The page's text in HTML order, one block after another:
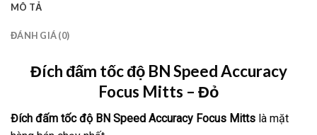
MÔ TẢ
ĐÁNH GIÁ (0)
Đích đấm tốc độ BN Speed Accuracy
Focus Mitts – Đỏ
Đích đấm tốc độ BN Speed Accuracy Focus Mitts là mặt